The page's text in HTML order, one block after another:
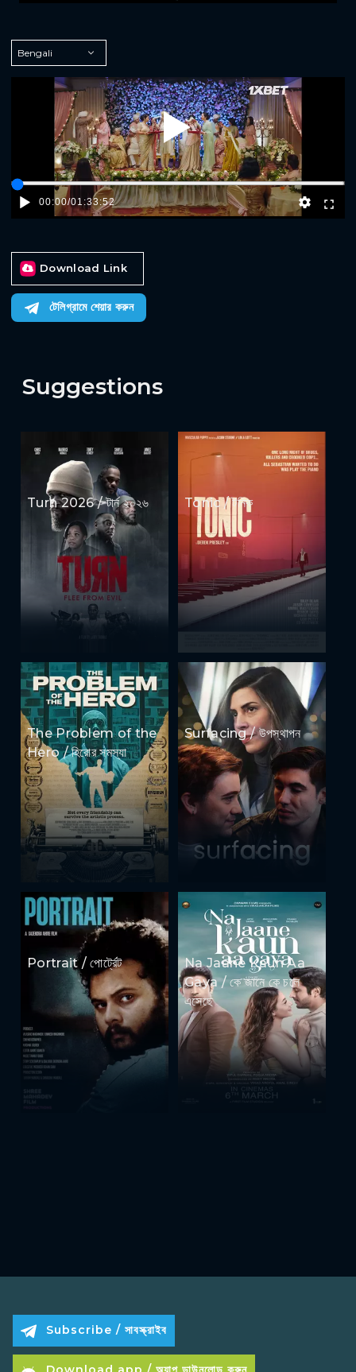
Play
00:00/01:33:52
Download Link
টেলিগ্রামে শেয়ার করুন
Suggestions
Turn 2026 / টার্ন ২০২৬ Tonic / টনিক
The Problem of the
Hero / হিরোর সমস্যা
Surfacing / উপস্থাপন
Portrait / পোর্ট্রেট
Na Jaane Kaun Aa
Gaya / কে জানে কে চলে
এসেছে
Subscribe / সাবস্ক্রাইব